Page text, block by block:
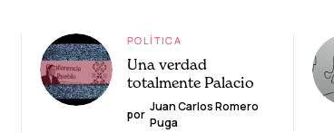
POLÍTICA
Una verdad
totalmente Palacio
por
Juan Carlos Romero
Puga